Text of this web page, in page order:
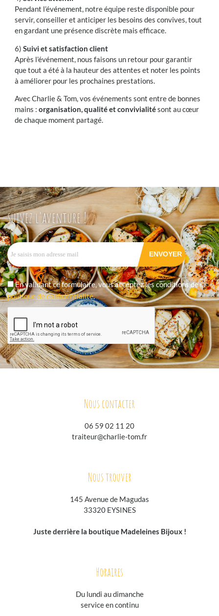
Pendant l’événement, notre équipe reste disponible pour
servir, conseiller et anticiper les besoins des convives, tout
en gardant une présence discrète mais efficace.
6) Suivi et satisfaction client
Après l’événement, nous faisons un retour pour garantir
que tout a été à la hauteur des attentes et noter les points
à améliorer pour les prochaines prestations.
Avec Charlie & Tom, vos événements sont entre de bonnes
mains : organisation, qualité et convivialitésont au cœur
de chaque moment partagé.
suivez l'aventure !
En validant ce formulaire, vous acceptez les conditions de la
politique de confidentialité.
Nous contacter
06 59 02 11 20
traiteur@charlie-tom.fr
Nous trouver
145 Avenue de Magudas
33320 EYSINES
Juste derrière la boutique Madeleines Bijoux !
Horaires
Du lundi audimanche
service en continu